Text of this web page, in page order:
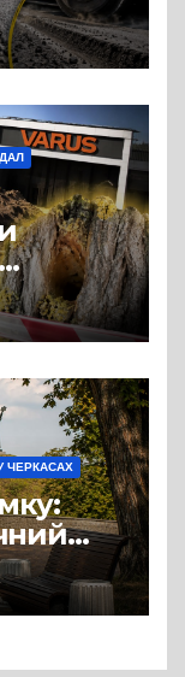
на
всохли
ЧЕРКАСАХ